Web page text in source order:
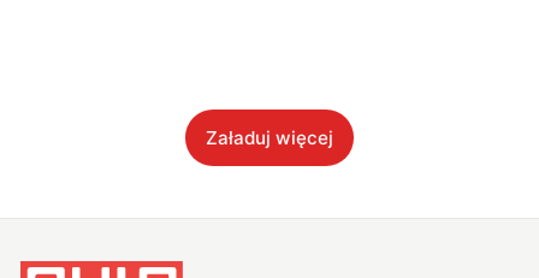
Załaduj więcej